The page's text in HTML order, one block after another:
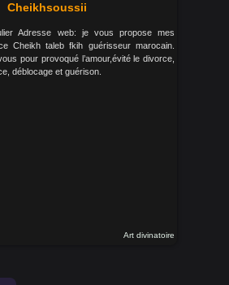
Cheikhsoussii
Adresse web: je vous propose mes
Cheikh taleb fkih guérisseur marocain.
pour provoqué l’amour,évité le divorce,
déblocage et guérison.
Art divinatoire